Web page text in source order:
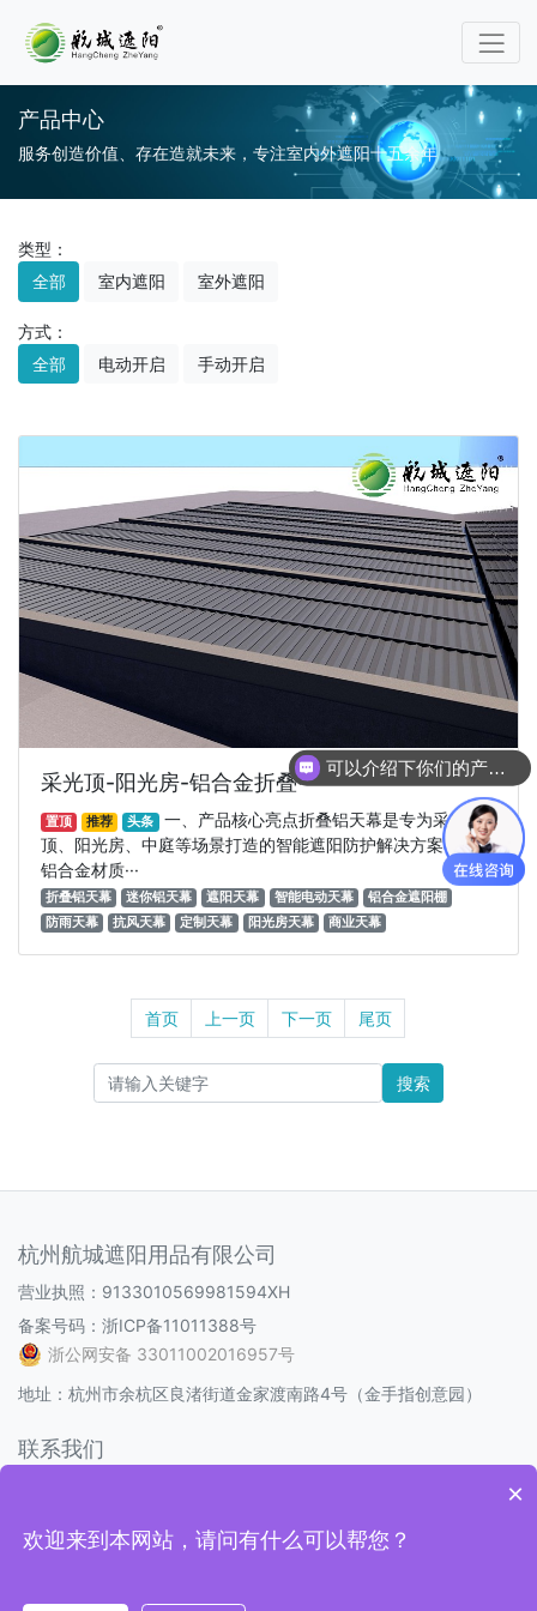
产品中心
服务创造价值、存在造就未来，专注室内外遮阳十五余年
类型：
全部
室内遮阳 室外遮阳
方式：
全部
电动开启 手动开启
采光顶-阳光房-铝合金折叠···
置顶 推荐 头条 一、产品核心亮点折叠铝天幕是专为采光
顶、阳光房、中庭等场景打造的智能遮阳防护解决方案，以全
铝合金材质···
折叠铝天幕 迷你铝天幕 遮阳天幕 智能电动天幕
铝合金遮阳棚
防雨天幕
抗风天幕 定制天幕 阳光房天幕 商业天幕
首页 上一页 下一页 尾页
搜索
杭州航城遮阳用品有限公司
营业执照：9133010569981594XH
备案号码： 浙ICP备11011388号
浙公网安备 33011002016957号
地址：杭州市余杭区良渚街道金家渡南路4号（金手指创意园）
联系我们
Q Q：1538298232
可以介绍下你们的产品么
×
欢迎来到本网站，请问有什么可以帮您？